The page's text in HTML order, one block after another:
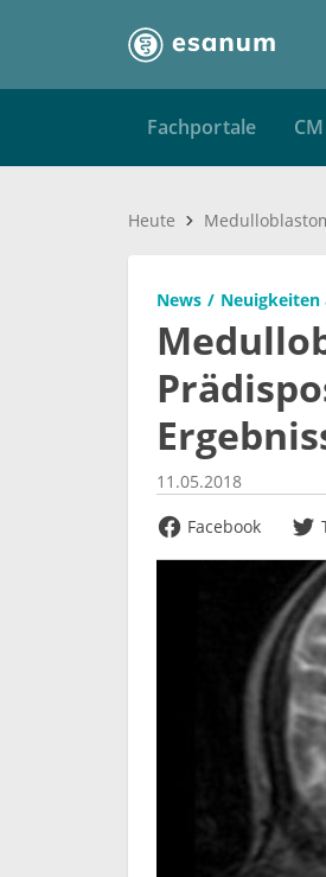
Fachportale
Heute
News Neuigkeiten
11.05.2018
Facebook